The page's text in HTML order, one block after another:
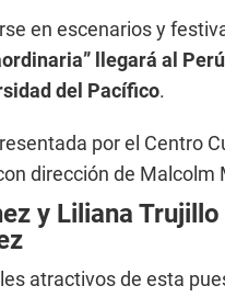
en escenarios y
llegará al
del Pacífico.
por el Centro
dirección de Malcolm
y Liliana
atractivos de esta